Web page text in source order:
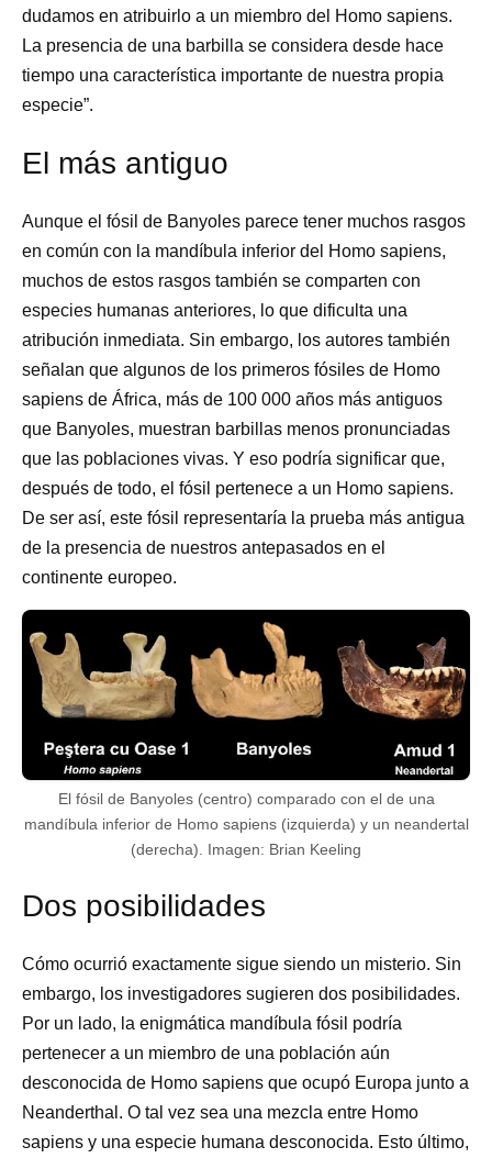
dudamos en atribuirlo a un miembro del Homo sapiens.
La presencia de una barbilla se considera desde hace
tiempo una característica importante de nuestra propia
especie”.
El más antiguo
Aunque el fósil de Banyoles parece tener muchos rasgos
en común con la mandíbula inferior del Homo sapiens,
muchos de estos rasgos también se comparten con
especies humanas anteriores, lo que dificulta una
atribución inmediata. Sin embargo, los autores también
señalan que algunos de los primeros fósiles de Homo
sapiens de África, más de 100 000 años más antiguos
que Banyoles, muestran barbillas menos pronunciadas
que las poblaciones vivas. Y eso podría significar que,
después de todo, el fósil pertenece a un Homo sapiens.
De ser así, este fósil representaría la prueba más antigua
de la presencia de nuestros antepasados en el
continente europeo.
El fósil de Banyoles (centro) comparado con el de una
mandíbula inferior de Homo sapiens (izquierda) y un neandertal
(derecha). Imagen: Brian Keeling
Dos posibilidades
Cómo ocurrió exactamente sigue siendo un misterio. Sin
embargo, los investigadores sugieren dos posibilidades.
Por un lado, la enigmática mandíbula fósil podría
pertenecer a un miembro de una población aún
desconocida de Homo sapiens que ocupó Europa junto a
Neanderthal. O tal vez sea una mezcla entre Homo
sapiens y una especie humana desconocida. Esto último,